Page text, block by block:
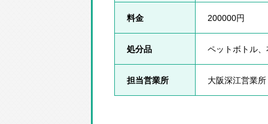
料金 200000円
処分品 ペットボトル
担当営業所 大阪深江営業所